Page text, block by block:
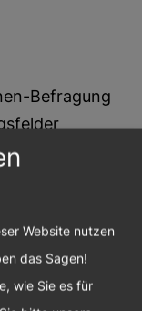
Befragung
& -
Website nutzen
das Sagen!
wie Sie es für